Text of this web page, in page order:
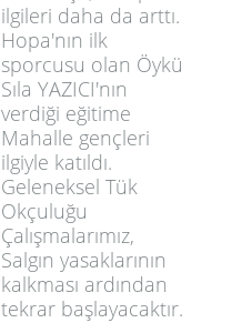
ilgileri daha da arttı.
Hopa'nın ilk
sporcusu olan Öykü
Sıla YAZICI'nın
verdiği eğitime
Mahalle gençleri
ilgiyle katıldı.
Geleneksel Tük
Okçuluğu
Çalışmalarımız,
Salgın yasaklarının
kalkması ardından
tekrar başlayacaktır.